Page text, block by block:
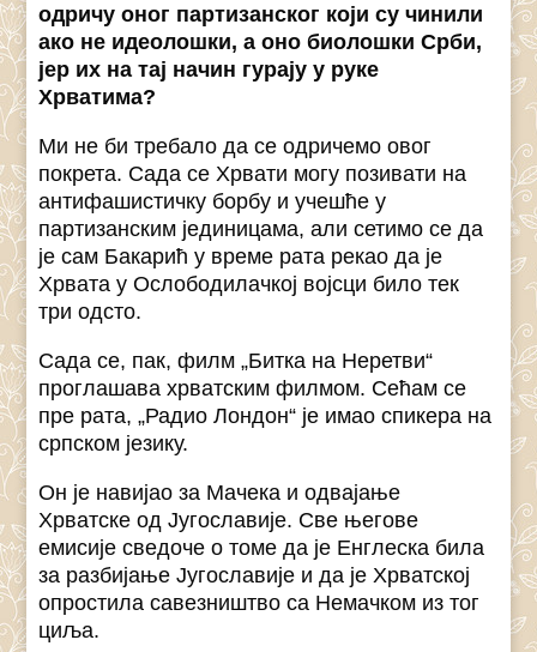
одричу оног партизанског који су чинили
ако не идеолошки, а оно биолошки Срби,
јер их на тај начин гурају у руке
Хрватима?
Ми не би требало да се одричемо овог
покрета. Сада се Хрвати могу позивати на
антифашистичку борбу и учешће у
партизанским јединицама, али сетимо се да
је сам Бакарић у време рата рекао да је
Хрвата у Ослободилачкој војсци било тек
три одсто.
Сада се, пак, филм „Битка на Неретви“
проглашава хрватским филмом. Сећам се
пре рата, „Радио Лондон“ је имао спикера на
српском језику.
Он је навијао за Мачека и одвајање
Хрватске од Југославије. Све његове
емисије сведоче о томе да је Енглеска била
за разбијање Југославије и да је Хрватској
опростила савезништво са Немачком из тог
циља.